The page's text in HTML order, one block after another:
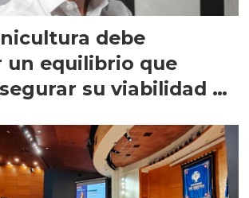
debe
un equilibrio que
su viabilidad de